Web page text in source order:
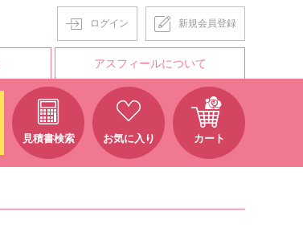
ログイン 新規会員登録
アスフィールについて
見積書検索 お気に入り カート